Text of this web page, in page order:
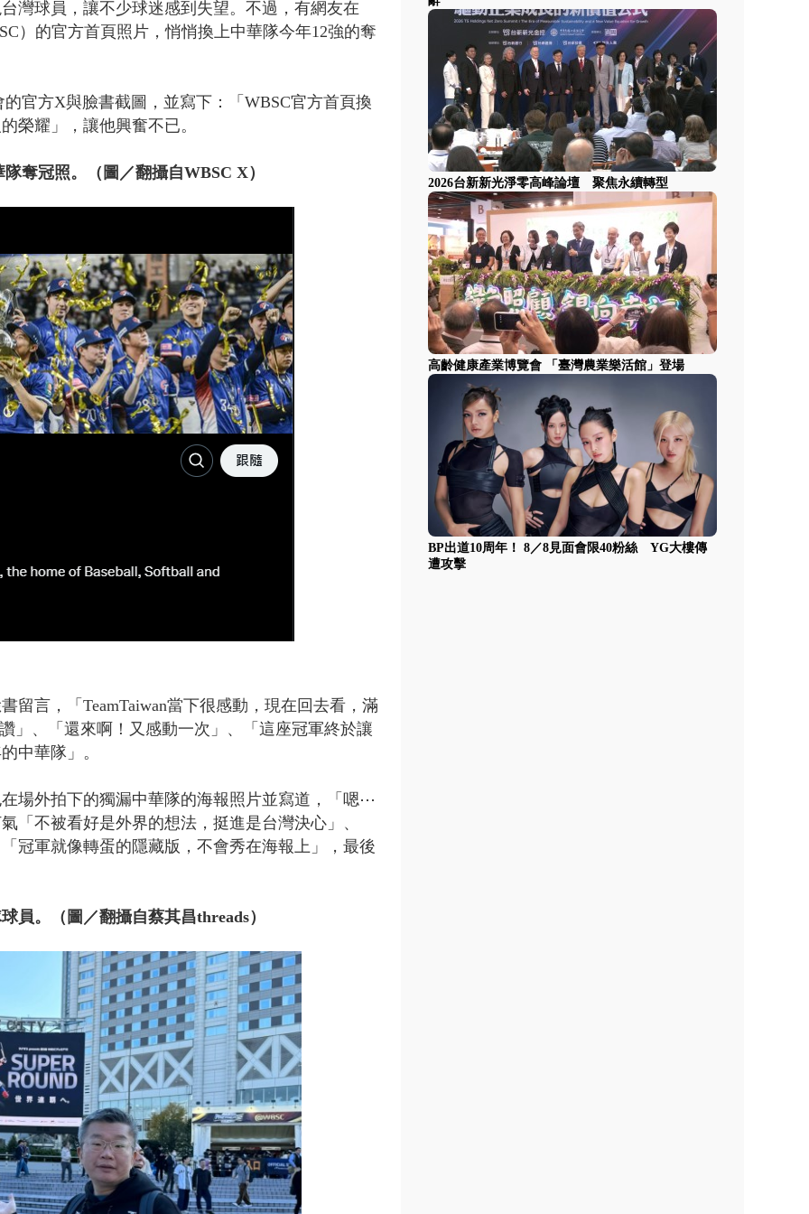
灣球員，讓不少球迷感到失望。不過，有網友在
）的官方首頁照片，悄悄換上中華隊今年12強的奪
官方X與臉書截圖，並寫下：「WBSC官方首頁換
榮耀」，讓他興奮不已。
奪冠照。（圖／翻攝自WBSC X）
留言，「TeamTaiwan當下很感動，現在回去看，滿
」、「還來啊！又感動一次」、「這座冠軍終於讓
中華隊」。
場外拍下的獨漏中華隊的海報照片並寫道，「嗯⋯
「不被看好是外界的想法，挺進是台灣決心」、
冠軍就像轉蛋的隱藏版，不會秀在海報上」，最後
。（圖／翻攝自蔡其昌threads）
2026台新新光淨零高峰論壇 聚焦永續轉型
高齡健康產業博覽會 「臺灣農業樂活館」登場
BP出道10周年！ 8／8見面會限40粉絲 YG大樓傳
遭攻擊